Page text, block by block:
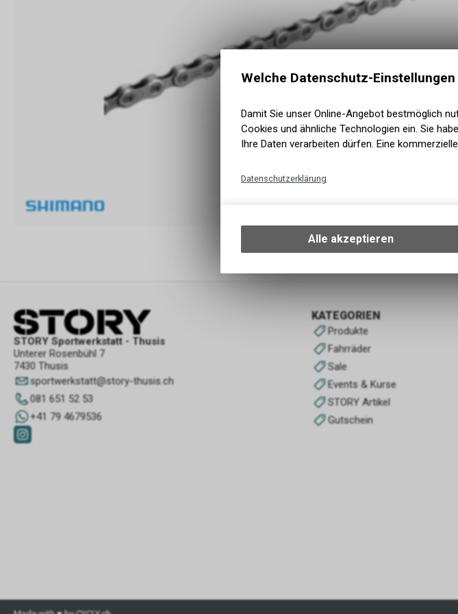
STORY Sportwerkstatt - Thusis
Unterer Rosenbühl 7
7430 Thusis
sportwerkstatt@story-thusis.ch
081 651 52 53
+41 79 4679536
KATEGORIEN
Produkte
Fahrräder
Sale
Events & Kurse
STORY Artikel
Gutschein
Welche Datenschutz-Einstellungen
Damit Sie unser Online-Angebot bestmöglich
Cookies und ähnliche Technologien ein. Sie
Ihre Daten verarbeiten dürfen. Eine
Datenschutzerklärung
Ihrem Gerät, um die
Verwendung des Warenkorbs,
zulassen.
Alle akzeptieren